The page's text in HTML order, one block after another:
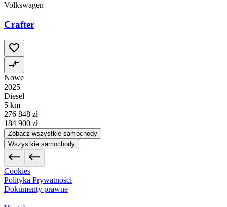
Volkswagen
Crafter
Nowe
2025
Diesel
5 km
276 848 zł
184 900 zł
Zobacz wszystkie samochody
Wszystkie samochody
Cookies
Polityka Prywatności
Dokumenty prawne